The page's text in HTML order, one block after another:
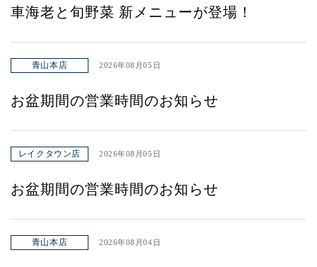
車海老と旬野菜 新メニューが登場！
青山本店 2026年08月05日
お盆期間の営業時間のお知らせ
レイクタウン店 2026年08月05日
お盆期間の営業時間のお知らせ
青山本店 2026年08月04日